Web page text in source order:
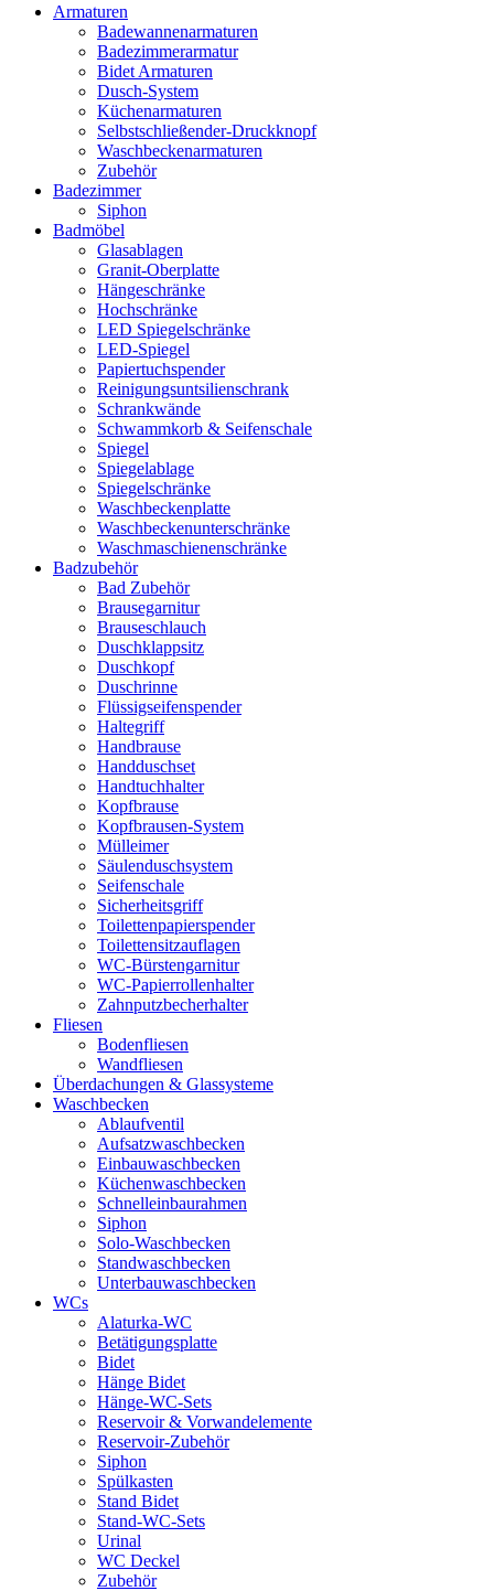
Armaturen
Badewannenarmaturen
Badezimmerarmatur
Bidet Armaturen
Dusch-System
Küchenarmaturen
Selbstschließender-Druckknopf
Waschbeckenarmaturen
Zubehör
Badezimmer
Siphon
Badmöbel
Glasablagen
Granit-Oberplatte
Hängeschränke
Hochschränke
LED Spiegelschränke
LED-Spiegel
Papiertuchspender
Reinigungsuntsilienschrank
Schrankwände
Schwammkorb & Seifenschale
Spiegel
Spiegelablage
Spiegelschränke
Waschbeckenplatte
Waschbeckenunterschränke
Waschmaschienenschränke
Badzubehör
Bad Zubehör
Brausegarnitur
Brauseschlauch
Duschklappsitz
Duschkopf
Duschrinne
Flüssigseifenspender
Haltegriff
Handbrause
Handduschset
Handtuchhalter
Kopfbrause
Kopfbrausen-System
Mülleimer
Säulenduschsystem
Seifenschale
Sicherheitsgriff
Toilettenpapierspender
Toilettensitzauflagen
WC-Bürstengarnitur
WC-Papierrollenhalter
Zahnputzbecherhalter
Fliesen
Bodenfliesen
Wandfliesen
Überdachungen & Glassysteme
Waschbecken
Ablaufventil
Aufsatzwaschbecken
Einbauwaschbecken
Küchenwaschbecken
Schnelleinbaurahmen
Siphon
Solo-Waschbecken
Standwaschbecken
Unterbauwaschbecken
WCs
Alaturka-WC
Betätigungsplatte
Bidet
Hänge Bidet
Hänge-WC-Sets
Reservoir & Vorwandelemente
Reservoir-Zubehör
Siphon
Spülkasten
Stand Bidet
Stand-WC-Sets
Urinal
WC Deckel
Zubehör